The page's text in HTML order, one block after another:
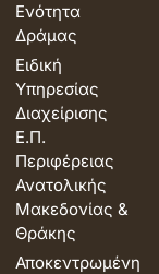
Ενότητα
Δράμας
Ειδική
Υπηρεσίας
Διαχείρισης
Ε.Π.
Περιφέρειας
Ανατολικής
Μακεδονίας &
Θράκης
Αποκεντρωμένη